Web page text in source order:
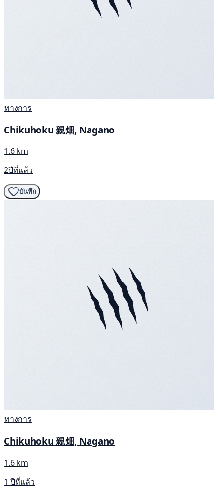
ทางการ
Chikuhoku 親畑, Nagano
1.6 km
2ปีที่แล้ว
บันทึก
ทางการ
Chikuhoku 親畑, Nagano
1.6 km
1 ปีที่แล้ว